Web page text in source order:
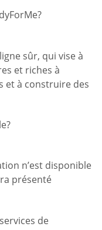
sûr, qui vise à
et riches à
et à construire des
n’est disponible
présenté
de